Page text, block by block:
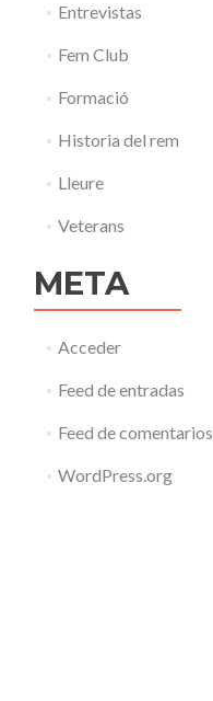
Entrevistas
Fem Club
Formació
Historia del rem
Lleure
Veterans
META
Acceder
Feed de entradas
Feed de comentarios
WordPress.org